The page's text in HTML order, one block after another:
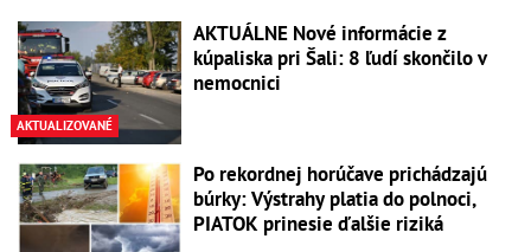
AKTUALIZOVANÉ
AKTUÁLNE Nové informácie z
kúpaliska pri Šali: 8 ľudí skončilo v
nemocnici
Po rekordnej horúčave prichádzajú
búrky: Výstrahy platia do polnoci,
PIATOK prinesie ďalšie riziká